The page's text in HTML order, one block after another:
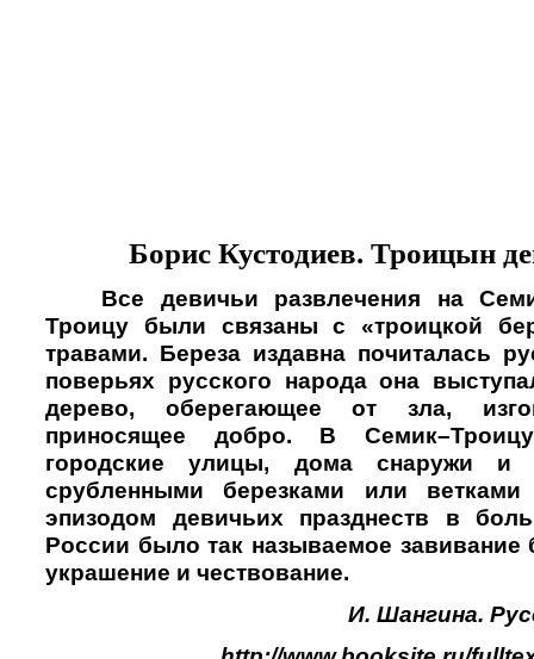
Борис Кустодиев. Троицын
Все девичьи развлечения на
Троицу были связаны с «троицкой
травами. Береза издавна почиталась
поверьях русского народа она
дерево, оберегающее от зла,
приносящее добро. В
городские улицы, дома снаружи и
срубленными березками или
эпизодом девичьих празднеств в
России было так называемое завивание
украшение и чествование.
И. Шангина.